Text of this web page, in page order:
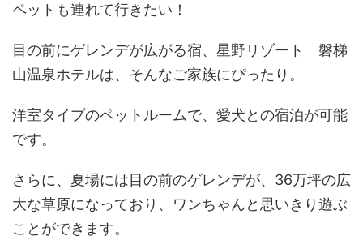
ペットも連れて行きたい！
目の前にゲレンデが広がる宿、星野リゾート 磐梯
山温泉ホテルは、そんなご家族にぴったり。
洋室タイプのペットルームで、愛犬との宿泊が可能
です。
さらに、夏場には目の前のゲレンデが、36万坪の広
大な草原になっており、ワンちゃんと思いきり遊ぶ
ことができます。